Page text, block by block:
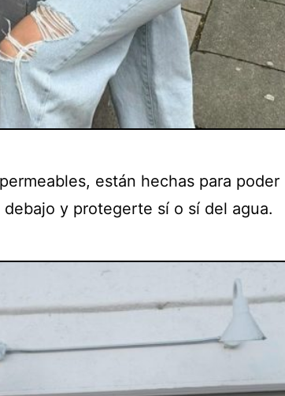
están hechas para poder
y protegerte sí o sí del agua.